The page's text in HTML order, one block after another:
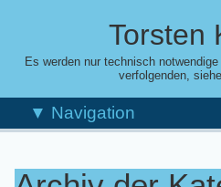
Torsten
Es werden nur technisch
verfolgenden, siehe
▼ Navigation